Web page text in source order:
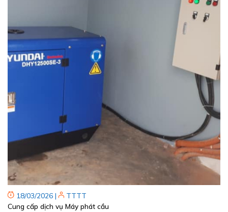
18/03/2026 |
TTTT
Cung cấp dịch vụ Máy phát cầu